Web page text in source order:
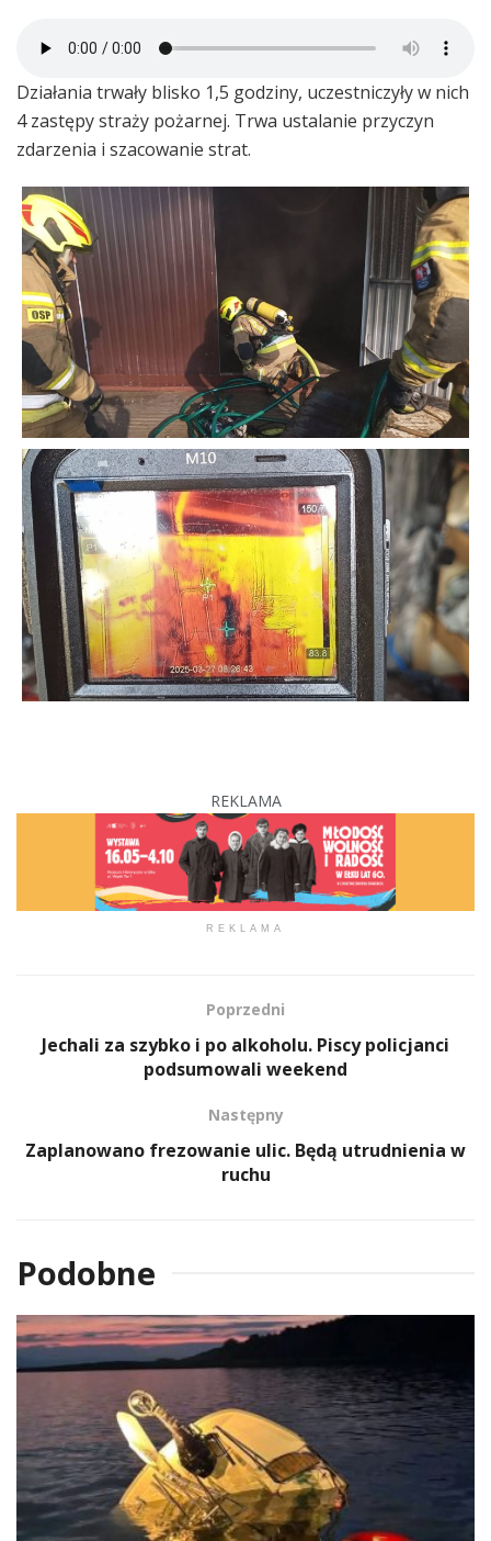
Działania trwały blisko 1,5 godziny, uczestniczyły w nich
4 zastępy straży pożarnej. Trwa ustalanie przyczyn
zdarzenia i szacowanie strat.
REKLAMA
REKLAMA
Poprzedni
Jechali za szybko i po alkoholu. Piscy policjanci
podsumowali weekend
Następny
Zaplanowano frezowanie ulic. Będą utrudnienia w
ruchu
Podobne